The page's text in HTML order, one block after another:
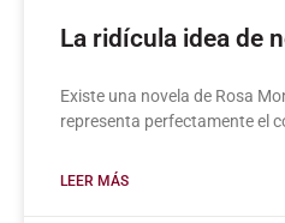
La ridícula idea de
Existe una novela de Rosa
representa perfectamente el
LEER MÁS